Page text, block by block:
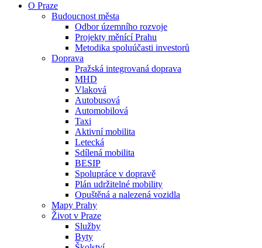
O Praze
Budoucnost města
Odbor územního rozvoje
Projekty měnící Prahu
Metodika spoluúčasti investorů
Doprava
Pražská integrovaná doprava
MHD
Vlaková
Autobusová
Automobilová
Taxi
Aktivní mobilita
Letecká
Sdílená mobilita
BESIP
Spolupráce v dopravě
Plán udržitelné mobility
Opuštěná a nalezená vozidla
Mapy Prahy
Život v Praze
Služby
Byty